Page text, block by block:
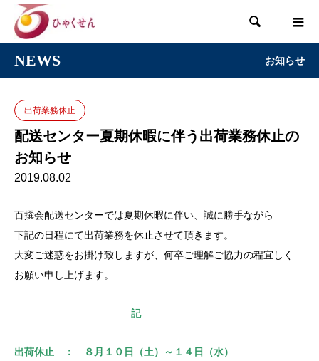

NEWS お知らせ
出荷業務休止
配送センター夏期休暇に伴う出荷業務休止の
お知らせ
2019.08.02
百撰会配送センターでは夏期休暇に伴い、誠に勝手ながら
下記の日程にて出荷業務を休止させて頂きます。
大変ご迷惑をお掛け致しますが、何卒ご理解ご協力の程宜しく
お願い申し上げます。
記
出荷休止 ： ８月１０日（土）～１４日（水）